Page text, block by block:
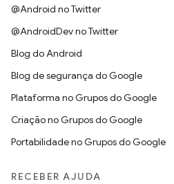
@Android no Twitter
@AndroidDev no Twitter
Blog do Android
Blog de segurança do Google
Plataforma no Grupos do Google
Criação no Grupos do Google
Portabilidade no Grupos do Google
RECEBER AJUDA